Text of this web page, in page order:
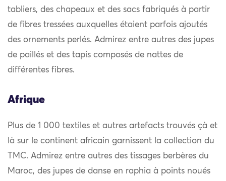
tabliers, des chapeaux et des sacs fabriqués à partir
de fibres tressées auxquelles étaient parfois ajoutés
des ornements perlés. Admirez entre autres des jupes
de paillés et des tapis composés de nattes de
différentes fibres.
Afrique
Plus de 1 000 textiles et autres artefacts trouvés çà et
là sur le continent africain garnissent la collection du
TMC. Admirez entre autres des tissages berbères du
Maroc, des jupes de danse en raphia à points noués